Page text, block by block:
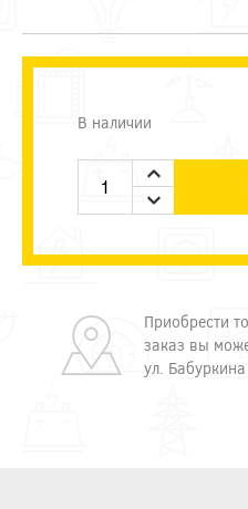
В наличии
Приобрести
заказ вы
ул.